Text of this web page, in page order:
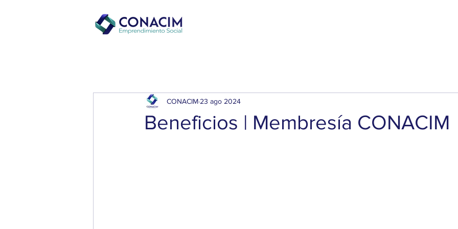
Beneficios | Membresía CONACIM
CONACIM 23 ago 2024